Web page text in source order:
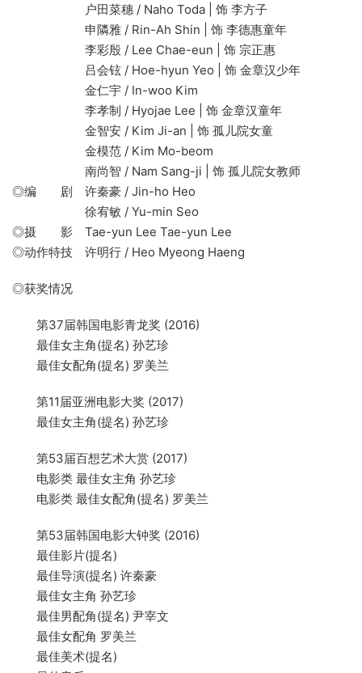
户田菜穗 / Naho Toda | 饰 李方子
申隣雅 / Rin-Ah Shin | 饰 李德惠童年
李彩殷 / Lee Chae-eun | 饰 宗正惠
吕会铉 / Hoe-hyun Yeo | 饰 金章汉少年
金仁宇 / In-woo Kim
李孝制 / Hyojae Lee | 饰 金章汉童年
金智安 / Kim Ji-an | 饰 孤儿院女童
金模范 / Kim Mo-beom
南尚智 / Nam Sang-ji | 饰 孤儿院女教师
◎编 剧 许秦豪 / Jin-ho Heo
徐宥敏 / Yu-min Seo
◎摄 影 Tae-yun Lee Tae-yun Lee
◎动作特技 许明行 / Heo Myeong Haeng
◎获奖情况
第37届韩国电影青龙奖 (2016)
最佳女主角(提名) 孙艺珍
最佳女配角(提名) 罗美兰
第11届亚洲电影大奖 (2017)
最佳女主角(提名) 孙艺珍
第53届百想艺术大赏 (2017)
电影类 最佳女主角 孙艺珍
电影类 最佳女配角(提名) 罗美兰
第53届韩国电影大钟奖 (2016)
最佳影片(提名)
最佳导演(提名) 许秦豪
最佳女主角 孙艺珍
最佳男配角(提名) 尹宰文
最佳女配角 罗美兰
最佳美术(提名)